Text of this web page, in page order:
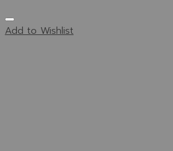
Add to Wishlist